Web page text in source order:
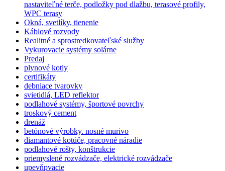
nastaviteľné terče, podložky pod dlažbu, terasové profily,
WPC terasy
Okná, svetlíky, tienenie
Káblové rozvody
Realitné a sprostredkovateľské služby
Vykurovacie systémy solárne
Predaj
plynové kotly
certifikáty
debniace tvarovky
svietidlá, LED reflektor
podlahové systémy, športové povrchy
troskový cement
drenáž
betónové výrobky. nosné murivo
diamantové kotúče, pracovné náradie
podlahové rošty, konštrukcie
priemyslené rozvádzače, elektrické rozvádzače
upevňpvacie